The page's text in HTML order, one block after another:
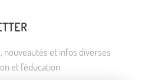
nouveautés et infos diverses
et l'éducation